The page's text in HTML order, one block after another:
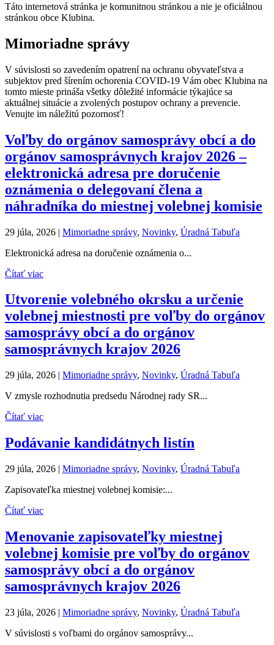
Táto internetová stránka je komunitnou stránkou a nie je oficiálnou
stránkou obce Klubina.
Mimoriadne správy
V súvislosti so zavedením opatrení na ochranu obyvateľstva a
subjektov pred šírením ochorenia COVID-19 Vám obec Klubina na
tomto mieste prináša všetky dôležité informácie týkajúce sa
aktuálnej situácie a zvolených postupov ochrany a prevencie.
Venujte im náležitú pozornosť!
Voľby do orgánov samosprávy obcí a do
orgánov samosprávnych krajov 2026 –
elektronická adresa pre doručenie
oznámenia o delegovaní člena a
náhradníka do miestnej volebnej komisie
29 júla, 2026 | Mimoriadne správy, Novinky, Úradná Tabuľa
Elektronická adresa na doručenie oznámenia o...
Čítať viac
Utvorenie volebného okrsku a určenie
volebnej miestnosti pre voľby do orgánov
samosprávy obcí a do orgánov
samosprávnych krajov 2026
29 júla, 2026 | Mimoriadne správy, Novinky, Úradná Tabuľa
V zmysle rozhodnutia predsedu Národnej rady SR...
Čítať viac
Podávanie kandidátnych listín
29 júla, 2026 | Mimoriadne správy, Novinky, Úradná Tabuľa
Zapisovateľka miestnej volebnej komisie:...
Čítať viac
Menovanie zapisovateľky miestnej
volebnej komisie pre voľby do orgánov
samosprávy obcí a do orgánov
samosprávnych krajov 2026
23 júla, 2026 | Mimoriadne správy, Novinky, Úradná Tabuľa
V súvislosti s voľbami do orgánov samosprávy...